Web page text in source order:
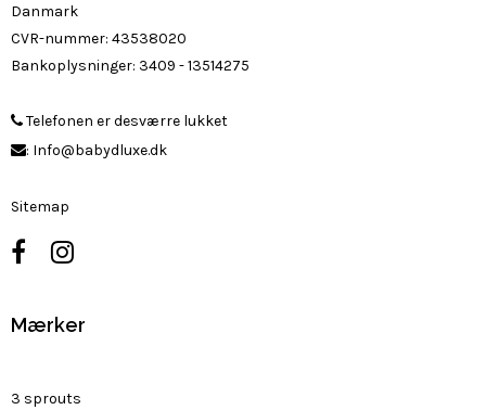
Danmark
CVR-nummer: 43538020
Bankoplysninger: 3409 - 13514275
Telefonen er desværre lukket
: Info@babydluxe.dk
Sitemap
Mærker
3 sprouts